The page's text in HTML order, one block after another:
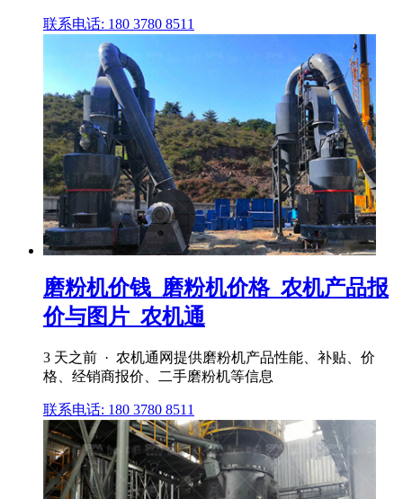
联系电话: 180 3780 8511
磨粉机价钱_磨粉机价格_农机产品报
价与图片_农机通
3 天之前 · 农机通网提供磨粉机产品性能、补贴、价
格、经销商报价、二手磨粉机等信息
联系电话: 180 3780 8511